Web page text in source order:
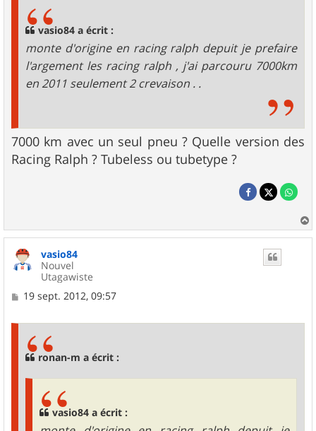
vasio84 a écrit :
monte d'origine en racing ralph depuit je prefaire
l'argement les racing ralph , j'ai parcouru 7000km
en 2011 seulement 2 crevaison . .
7000 km avec un seul pneu ? Quelle version des
Racing Ralph ? Tubeless ou tubetype ?
a
vasio84
Nouvel
Utagawiste
M19 sept. 2012, 09:57
ronan-m a écrit :
vasio84 a écrit :